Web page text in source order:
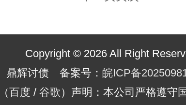
Copyright © 2026 All Right
鼎辉讨债 备案号： 皖ICP备
（百度 / 谷歌）声明：本公司严格遵守